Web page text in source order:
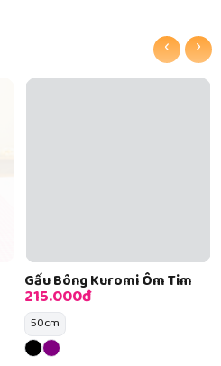
Gấu Bông Kuromi Ôm Tim
215.000đ
50cm
‹ ›